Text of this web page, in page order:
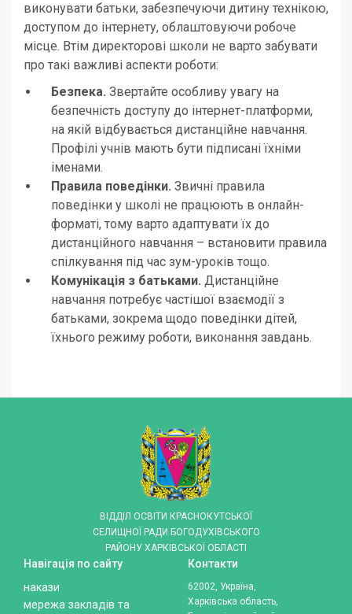
виконувати батьки, забезпечуючи дитину технікою,
доступом до інтернету, облаштовуючи робоче
місце. Втім директорові школи не варто забувати
про такі важливі аспекти роботи:
Безпека. Звертайте особливу увагу на
безпечність доступу до інтернет-платформи,
на якій відбувається дистанційне навчання.
Профілі учнів мають бути підписані їхніми
іменами.
Правила поведінки. Звичні правила
поведінки у школі не працюють в онлайн-
форматі, тому варто адаптувати їх до
дистанційного навчання – встановити правила
спілкування під час зум-уроків тощо.
Комунікація з батьками. Дистанційне
навчання потребує частішої взаємодії з
батьками, зокрема щодо поведінки дітей,
їхнього режиму роботи, виконання завдань.
ВІДДІЛ ОСВІТИ КРАСНОКУТСЬКОЇ
СЕЛИЩНОЇ РАДИ БОГОДУХІВСЬКОГО
РАЙОНУ ХАРКІВСЬКОЇ ОБЛАСТІ
Навігація по сайту
накази
мережа закладів та
Контакти
62002, Україна,
Харківська область,